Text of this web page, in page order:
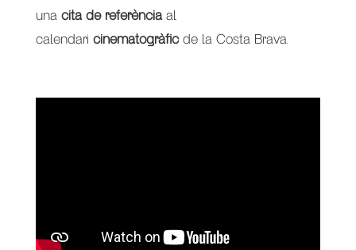
una cita de referènciaal
calendari cinematogràficde la Costa Brava.